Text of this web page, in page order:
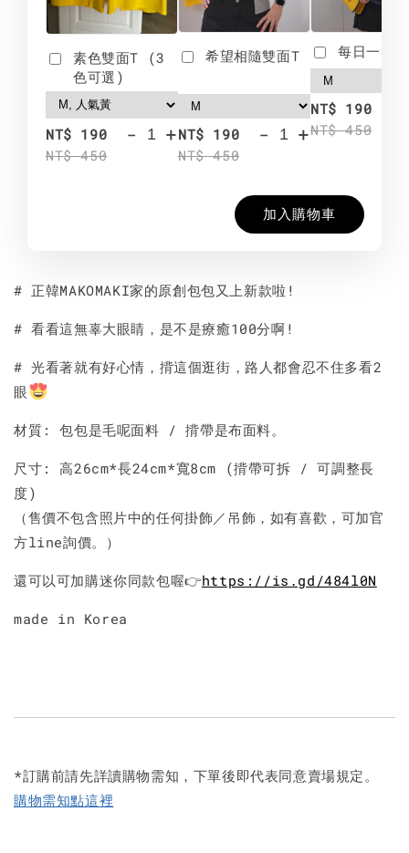
素色雙面T (3
色可選)
NT$ 190
NT$ 450
- +
希望相隨雙面T
NT$ 190
NT$ 450
- +
每日一笑
NT$ 190
NT$ 450
加入購物車
# 正韓MAKOMAKI家的原創包包又上新款啦!
# 看看這無辜大眼睛，是不是療癒100分啊!
# 光看著就有好心情，揹這個逛街，路人都會忍不住多看2
眼
材質: 包包是毛呢面料 / 揹帶是布面料。
尺寸: 高26cm*長24cm*寬8cm (揹帶可拆 / 可調整長
度)
（售價不包含照片中的任何掛飾／吊飾，如有喜歡，可加官
方line詢價。）
還可以可加購迷你同款包喔👉https://is.gd/484l0N
made in Korea
*訂購前請先詳讀購物需知，下單後即代表同意賣場規定。
購物需知點這裡